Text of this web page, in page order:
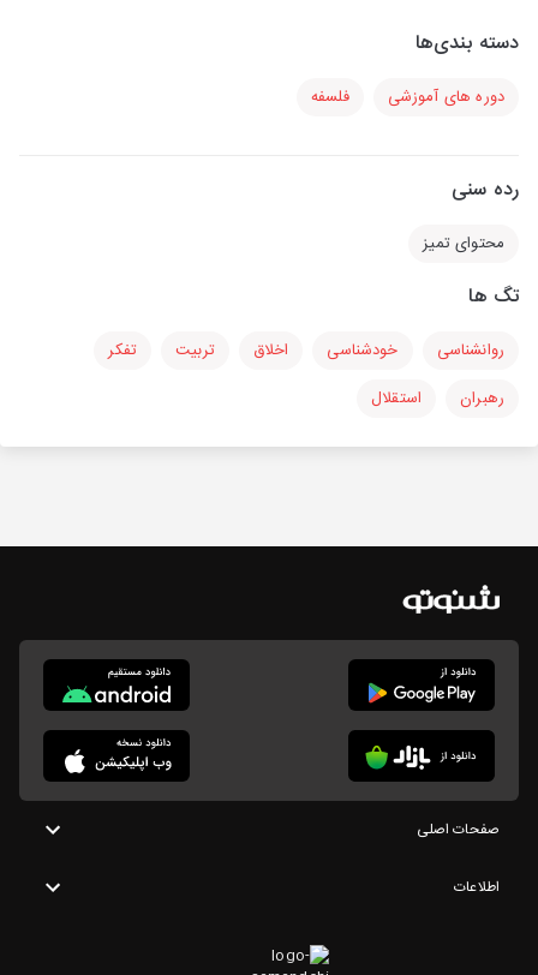
دسته بندی‌ها
دوره های آموزشی فلسفه
رده سنی
محتوای تمیز
تگ ها
روانشناسی خودشناسی اخلاق تربیت
تفکر
رهبران
استقلال
صفحات اصلی
اطلاعات